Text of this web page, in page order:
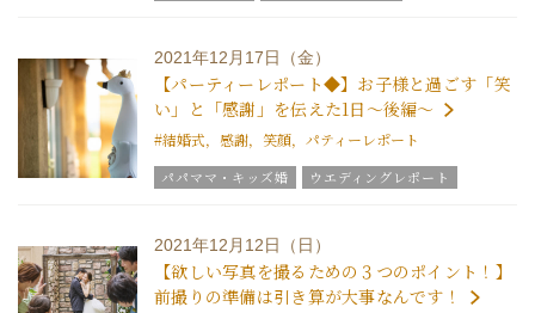
結婚式の豆知識
2021年12月17日（金）
【パーティーレポート◆】お子様と過ごす「笑
い」と「感謝」を伝えた1日～後編～
#結婚式，感謝，笑顔，パティーレポート
パパママ・キッズ婚
ウエディングレポート
2021年12月12日（日）
【欲しい写真を撮るための３つのポイント！】
前撮りの準備は引き算が大事なんです！